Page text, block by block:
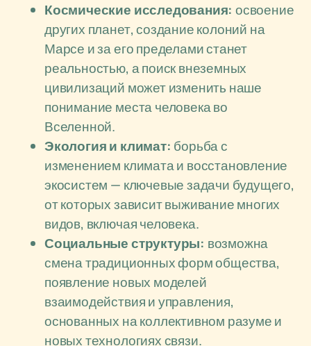
Космические исследования: освоение
других планет, создание колоний на
Марсе и за его пределами станет
реальностью, а поиск внеземных
цивилизаций может изменить наше
понимание места человека во
Вселенной.
Экология и климат: борьба с
изменением климата и восстановление
экосистем — ключевые задачи будущего,
от которых зависит выживание многих
видов, включая человека.
Социальные структуры: возможна
смена традиционных форм общества,
появление новых моделей
взаимодействия и управления,
основанных на коллективном разуме и
новых технологиях связи.